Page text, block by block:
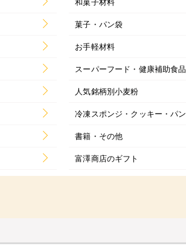
菓子・パン袋
お手軽材料
スーパーフード・健康補助食品
人気銘柄別小麦粉
冷凍スポンジ・クッキー・パン
書籍・その他
富澤商店のギフト